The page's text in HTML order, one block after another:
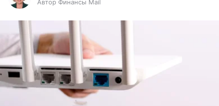
Автор Финансы Mail